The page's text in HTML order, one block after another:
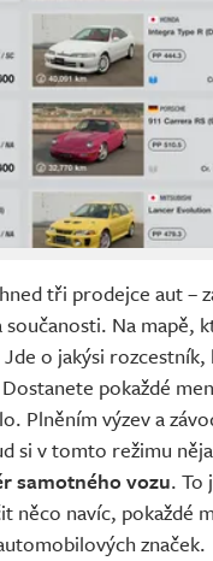
tři prodejce aut –
Na mapě,
Jde o jakýsi
pokaždé
Plněním výzev a
si v tomto režimu
samotného vozu. To
něco navíc, pokaždé
značek.